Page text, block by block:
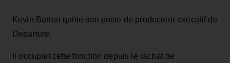
Kevin Barton quitte son poste de producteur exécutif de
Departure.
Il occupait cette fonction depuis le rachat de